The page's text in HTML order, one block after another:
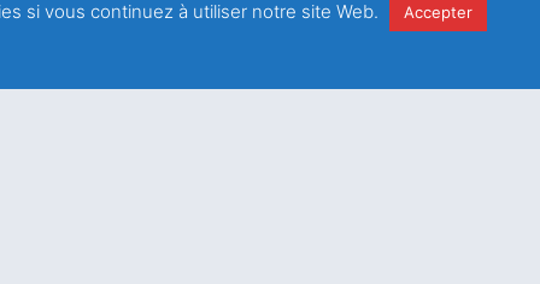
si vous continuez à utiliser notre site Web.
Accepter